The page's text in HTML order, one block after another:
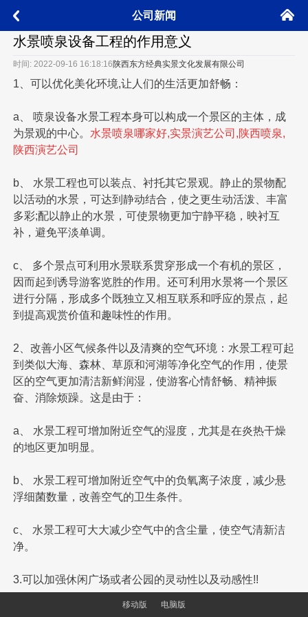
󰅮 公司新闻 󰄫
水景喷泉设备工程的作用意义
时间: 2022-09-16 16:18:16陕西东方经典实景文化发展有限公司
1、可以优化美化环境,让人们的生活更加舒畅：
a、 喷泉设备水景工程本身可以构成一个景区的主体，成
为景观的中心。 水景喷泉哪家好,实景演艺公司,陕西喷泉,
陕西演艺公司
b、 水景工程也可以装点、衬托其它景观。静止的景物配
以活动的水景，可达到静动结合，使之更生动活泼、丰富
多彩;配以静止的水景，可使景物更加宁静平稳，映衬互
补，避免平淡单调。
c、 多个景点可利用水景联系贯穿形成一个有机的景区，
因而起到诱导游客览胜的作用。还可利用水景将一个景区
进行分隔，形成多个既独立又相互联系和呼应的景点，起
到提高观赏价值和趣味性的作用。
2、改善小区气候条件以及清爽的空气环境：水景工程可起
到类似大海、森林、草原和河湖等净化空气的作用，使景
区的空气更加清洁新鲜润湿，使游客心情舒畅、精神振
奋、消除烦躁。这是由于：
a、 水景工程可增加附近空气的湿度，尤其是在炎热干燥
的地区更加明显。
b、 水景工程可增加附近空气中的负氧离子浓度，减少悬
浮细菌数量，改善空气的卫生条件。
c、 水景工程可大大减少空气中的含尘量，使空气清新洁
净。
3.可以加强休闲广场或者公园的灵动性以及动感性!!
移动版 电脑版